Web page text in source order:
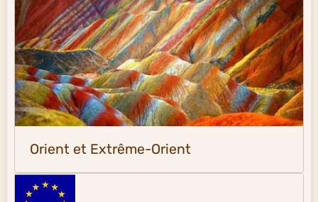
Orient et Extrême-Orient